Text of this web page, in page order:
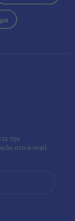
την
στο e-mail